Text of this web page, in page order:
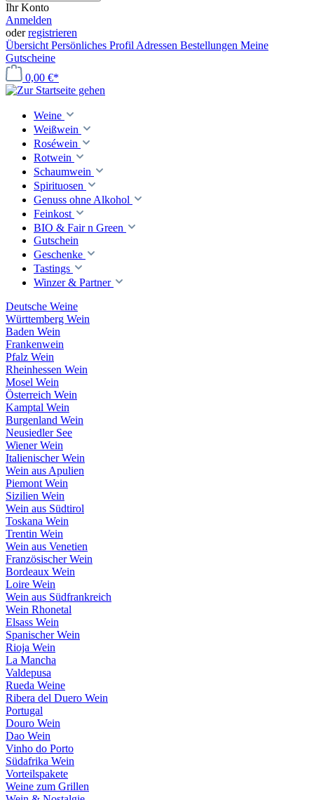
Ihr Konto
Anmelden
oderregistrieren
Übersicht Persönliches Profil Adressen Bestellungen Meine
Gutscheine
0,00 €*
Weine
Weißwein
Roséwein
Rotwein
Schaumwein
Spirituosen
Genuss ohne Alkohol
Feinkost
BIO & Fair n Green
Gutschein
Geschenke
Tastings
Winzer & Partner
Deutsche Weine
Württemberg Wein
Baden Wein
Frankenwein
Pfalz Wein
Rheinhessen Wein
Mosel Wein
Österreich Wein
Kamptal Wein
Burgenland Wein
Neusiedler See
Wiener Wein
Italienischer Wein
Wein aus Apulien
Piemont Wein
Sizilien Wein
Wein aus Südtirol
Toskana Wein
Trentin Wein
Wein aus Venetien
Französischer Wein
Bordeaux Wein
Loire Wein
Wein aus Südfrankreich
Wein Rhonetal
Elsass Wein
Spanischer Wein
Rioja Wein
La Mancha
Valdepusa
Rueda Weine
Ribera del Duero Wein
Portugal
Douro Wein
Dao Wein
Vinho do Porto
Südafrika Wein
Vorteilspakete
Weine zum Grillen